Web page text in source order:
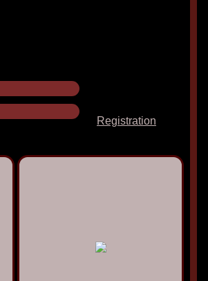
Registration